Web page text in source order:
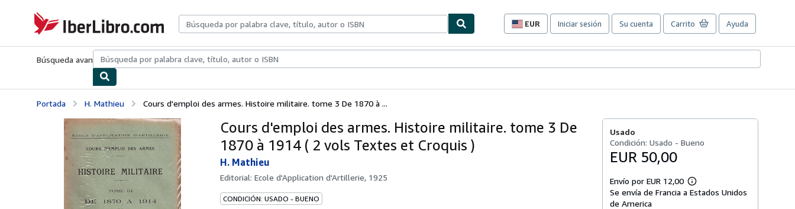
IberLibro.com
EUR
Preferencias
compra
sitio.
Iniciar sesión Su cuenta Carrito Ayuda
Búsqueda avanzadaColecciones Libros antiguosArte y coleccionismo
Portada H. Mathieu Cours d'emploi des armes. Histoire militaire. tome 3 De 1870 à ...
Cours d'emploi des armes. Histoire militaire. tome 3 De
1870 à 1914 ( 2 vols Textes et Croquis )
H. Mathieu
Editorial: Ecole d'Application d'Artillerie, 1925
CONDICIÓN: USADO - BUENO
Usado
Condición: Usado - Bueno
EUR 50,00
Envío por EUR 12,00
Más
información
Se envía de Francia a Estados Unidos
de America